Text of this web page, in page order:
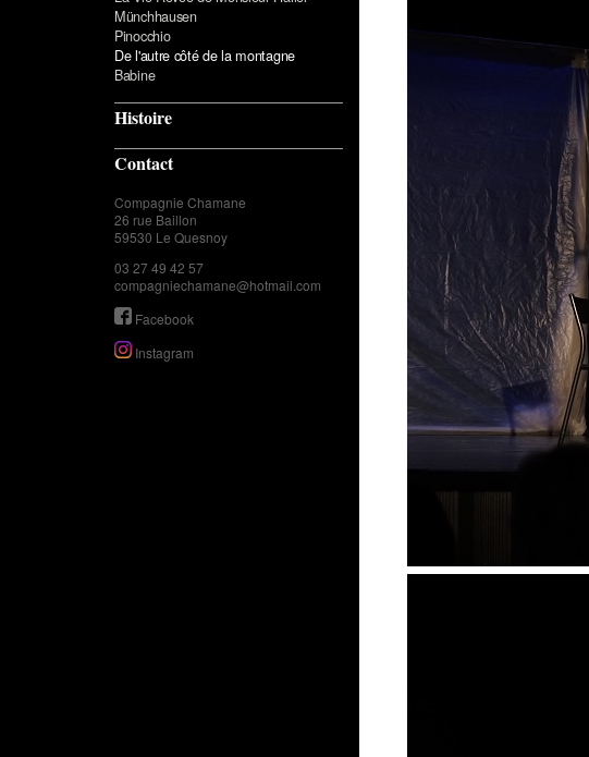
Münchhausen
Pinocchio
De l'autre côté de la montagne
Babine
Histoire
Contact
Compagnie Chamane
26 rue Baillon
59530 Le Quesnoy
03 27 49 42 57
compagniechamane@hotmail.com
Facebook
Instagram